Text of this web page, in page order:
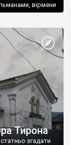
вірмени
Тирона
згадати